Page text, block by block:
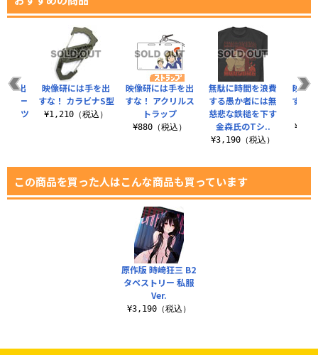
映像研には手を出
すな！ アクリルス
トラップ
¥880（税込）
無駄に時間を浪費
する愚か者には無
慈悲な鉄槌を下す
金森氏のTシ..
¥3,190（税込）
映像
すな
を出
ラー
シャツ
映像研には手を出
すな！ カラビナS型
¥1,210（税込）
この商品を買った人はこんな商品も買っています
原作版 時崎狂三 B2
タペストリー 私服
Ver.
¥3,190（税込）